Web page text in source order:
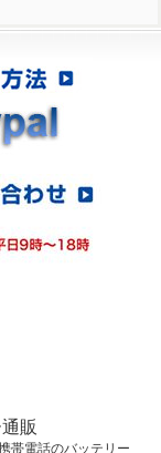
販
帯電話のバッテリー